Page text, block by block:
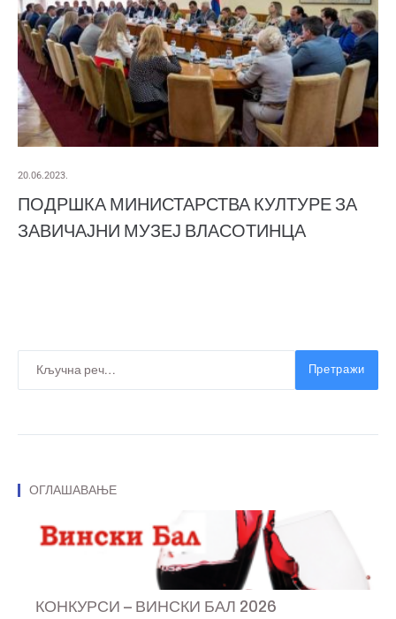
20.06.2023.
ПОДРШКА МИНИСТАРСТВА КУЛТУРЕ ЗА
ЗАВИЧАЈНИ МУЗЕЈ ВЛАСОТИНЦА
Претражи
ОГЛАШАВАЊЕ
КОНКУРСИ – ВИНСКИ БАЛ 2026